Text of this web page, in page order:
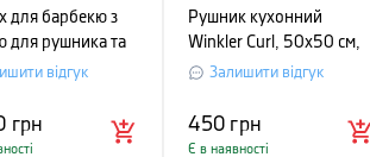
для барбекю з
для рушника та
длявідгук
грн
Рушник кухонний
Winkler Curl, 50х50 см,
світло-сірий
Залишити відгук
450 грн
Є в наявності